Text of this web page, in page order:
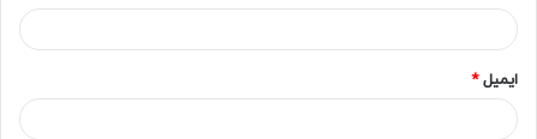
ایمیل*